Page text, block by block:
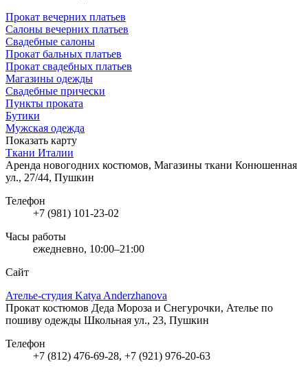
Прокат вечерних платьев
Салоны вечерних платьев
Свадебные салоны
Прокат бальных платьев
Прокат свадебных платьев
Магазины одежды
Свадебные прически
Пункты проката
Бутики
Мужская одежда
Показать карту
Ткани Италии
Аренда новогодних костюмов, Магазины ткани Конюшенная
ул., 27/44, Пушкин
Телефон
+7 (981) 101-23-02
Часы работы
ежедневно, 10:00–21:00
Сайт
Ателье-студия Katya Anderzhanova
Прокат костюмов Деда Мороза и Снегурочки, Ателье по
пошиву одежды Школьная ул., 23, Пушкин
Телефон
+7 (812) 476-69-28, +7 (921) 976-20-63